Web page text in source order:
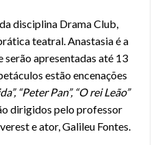
disciplina Drama Club,
teatral. Anastasia é a
serão apresentadas até 13
estão encenações
“Peter Pan”, “O rei Leão”
dirigidos pelo professor
e ator, Galileu Fontes.